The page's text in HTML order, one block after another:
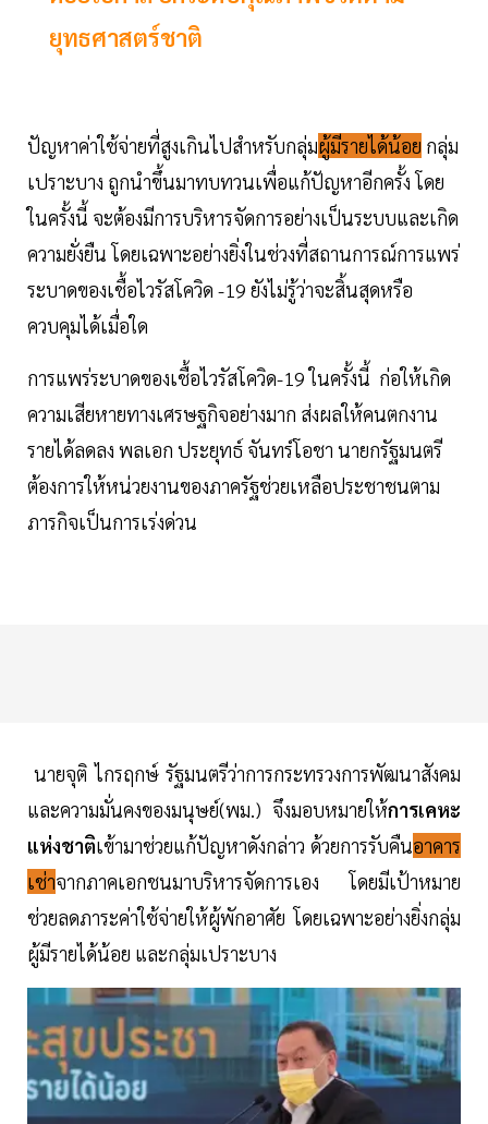
ยุทธศาสตร์ชาติ
ปัญหาค่าใช้จ่ายที่สูงเกินไปสำหรับกลุ่มผู้มีรายได้น้อย กลุ่ม
เปราะบาง ถูกนำขึ้นมาทบทวนเพื่อแก้ปัญหาอีกครั้ง โดย
ในครั้งนี้ จะต้องมีการบริหารจัดการอย่างเป็นระบบและเกิด
ความยั่งยืน โดยเฉพาะอย่างยิ่งในช่วงที่สถานการณ์การแพร่
ระบาดของเชื้อไวรัสโควิด -19 ยังไม่รู้ว่าจะสิ้นสุดหรือ
ควบคุมได้เมื่อใด
การแพร่ระบาดของเชื้อไวรัสโควิด-19 ในครั้งนี้ ก่อให้เกิด
ความเสียหายทางเศรษฐกิจอย่างมาก ส่งผลให้คนตกงาน
รายได้ลดลง พลเอก ประยุทธ์ จันทร์โอชา นายกรัฐมนตรี
ต้องการให้หน่วยงานของภาครัฐช่วยเหลือประชาชนตาม
ภารกิจเป็นการเร่งด่วน
นายจุติ ไกรฤกษ์ รัฐมนตรีว่าการกระทรวงการพัฒนาสังคม
และความมั่นคงของมนุษย์(พม.) จึงมอบหมายให้การเคหะ
แห่งชาติเข้ามาช่วยแก้ปัญหาดังกล่าว ด้วยการรับคืนอาคาร
เช่าจากภาคเอกชนมาบริหารจัดการเอง โดยมีเป้าหมาย
ช่วยลดภาระค่าใช้จ่ายให้ผู้พักอาศัย โดยเฉพาะอย่างยิ่งกลุ่ม
ผู้มีรายได้น้อย และกลุ่มเปราะบาง